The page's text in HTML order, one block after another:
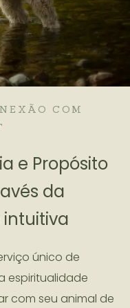
COM
e Propósito
da
único de
espiritualidade
com seu animal de